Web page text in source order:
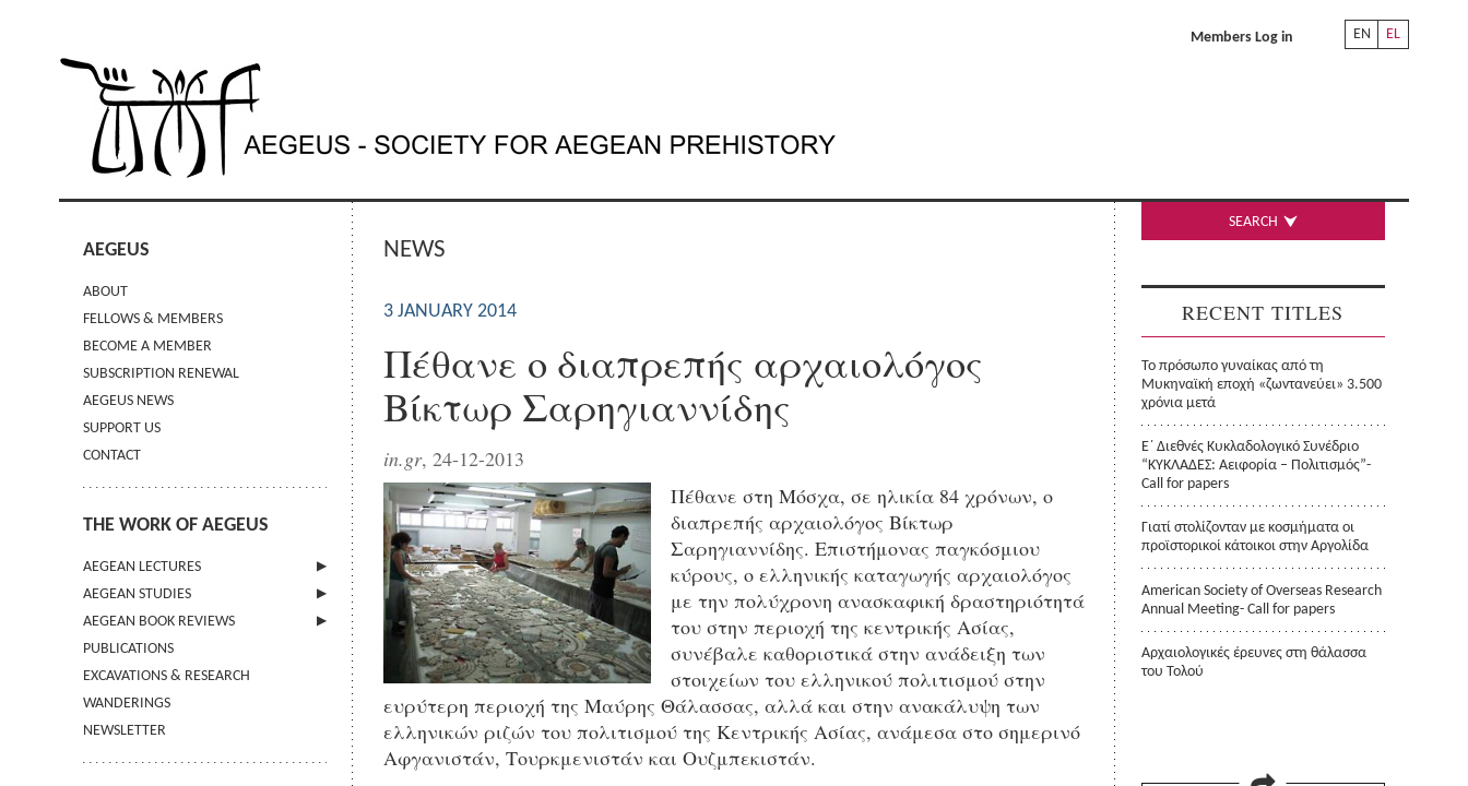
EN EL
Members Log in
AEGEUS
ABOUT
FELLOWS & MEMBERS
BECOME A MEMBER
SUBSCRIPTION RENEWAL
AEGEUS NEWS
SUPPORT US
CONTACT
THE WORK OF AEGEUS
AEGEAN LECTURES
INFORMATION
AEGEAN STUDIES
INFORMATION
GUIDELINES FOR AUTHORS
TERMS OF USE
CONTACT
AEGEAN BOOK REVIEWS
INFORMATION
PUBLICATIONS
EXCAVATIONS & RESEARCH
WANDERINGS
NEWSLETTER
NEWS
3 JANUARY 2014
Πέθανε ο διαπρεπής αρχαιολόγος
Βίκτωρ Σαρηγιαννίδης
in.gr, 24-12-2013
Πέθανε στη Μόσχα, σε ηλικία 84 χρόνων, ο
διαπρεπής αρχαιολόγος Βίκτωρ
Σαρηγιαννίδης. Επιστήμονας παγκόσμιου
κύρους, ο ελληνικής καταγωγής αρχαιολόγος
με την πολύχρονη ανασκαφική δραστηριότητά
του στην περιοχή της κεντρικής Ασίας,
συνέβαλε καθοριστικά στην ανάδειξη των
στοιχείων του ελληνικού πολιτισμού στην
ευρύτερη περιοχή της Μαύρης Θάλασσας, αλλά και στην ανακάλυψη των
ελληνικών ριζών του πολιτισμού της Κεντρικής Ασίας, ανάμεσα στο σημερινό
Αφγανιστάν, Τουρκμενιστάν και Ουζμπεκιστάν.
SEARCH
RECENT TITLES
Το πρόσωπο γυναίκας από τη
Μυκηναϊκή εποχή «ζωντανεύει» 3.500
χρόνια μετά
Ε΄ Διεθνές Κυκλαδολογικό Συνέδριο
“ΚΥΚΛΑΔΕΣ: Αειφορία – Πολιτισμός”-
Call for papers
Γιατί στολίζονταν με κοσμήματα οι
προϊστορικοί κάτοικοι στην Αργολίδα
American Society of Overseas Research
Annual Meeting- Call for papers
Αρχαιολογικές έρευνες στη θάλασσα
του Τολού